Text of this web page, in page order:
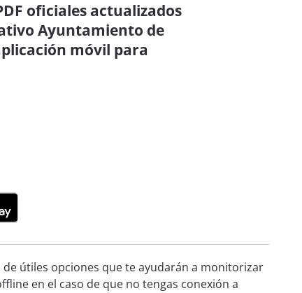
oficiales actualizados
Ayuntamiento de
móvil para
útiles opciones que te ayudarán a monitorizar
en el caso de que no tengas conexión a